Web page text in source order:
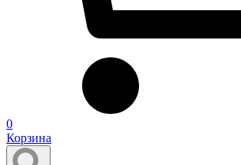
0
Корзина